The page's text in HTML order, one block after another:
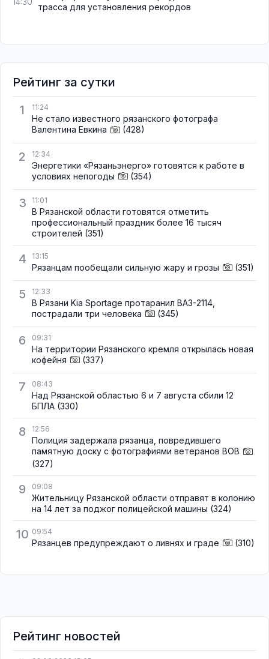
14:30
трасса для установления рекордов
Рейтинг за сутки
1
11:24
Не стало известного рязанского фотографа
Валентина Евкина
(428)
2 12:34
Энергетики «Рязаньэнерго» готовятся к работе в
условиях непогоды
(354)
3 11:01
В Рязанской области готовятся отметить
профессиональный праздник более 16 тысяч
строителей (351)
4 13:15
Рязанцам пообещали сильную жару и грозы (351)
5 12:33
В Рязани Kia Sportage протаранил ВАЗ-2114,
пострадали три человека
(345)
6 09:31
На территории Рязанского кремля открылась новая
кофейня
(337)
7 08:43
Над Рязанской областью 6 и 7 августа сбили 12
БПЛА (330)
8 12:56
Полиция задержала рязанца, повредившего
памятную доску с фотографиями ветеранов ВОВ
(327)
9 09:08
Жительницу Рязанской области отправят в колонию
на 14 лет за поджог полицейской машины (324)
10 09:54
Рязанцев предупреждают о ливнях и граде (310)
Рейтинг новостей